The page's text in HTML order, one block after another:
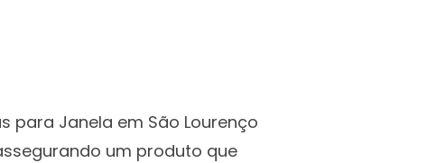
para Janela em São Lourenço
um produto que